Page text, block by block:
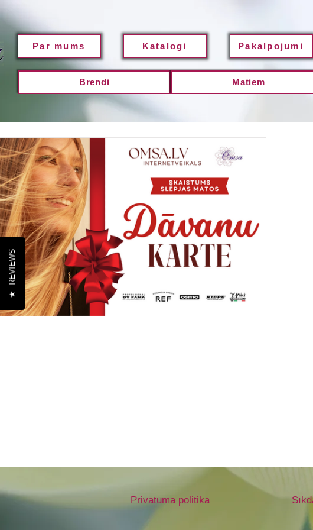
Par mums Katalogi Pakalpojumi
Brendi Matiem
Privātuma politika
★
REVIEWS